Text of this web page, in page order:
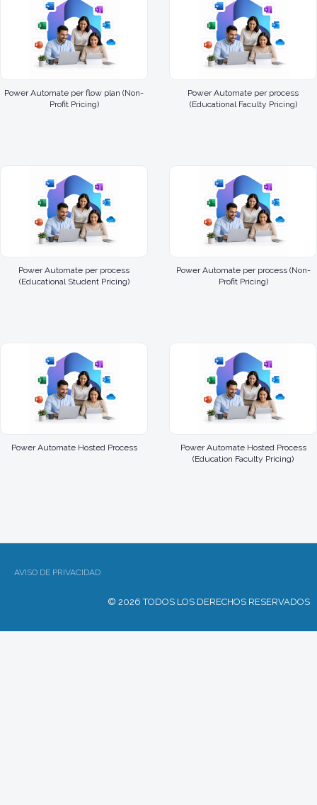
Power Automate per flow plan (Non-
Profit Pricing)
Power Automate per process
(Educational Faculty Pricing)
Power Automate per process
(Educational Student Pricing)
Power Automate per process (Non-
Profit Pricing)
Power Automate Hosted Process
Power Automate Hosted Process
(Education Faculty Pricing)
AVISO DE PRIVACIDAD
© 2026 TODOS LOS DERECHOS RESERVADOS